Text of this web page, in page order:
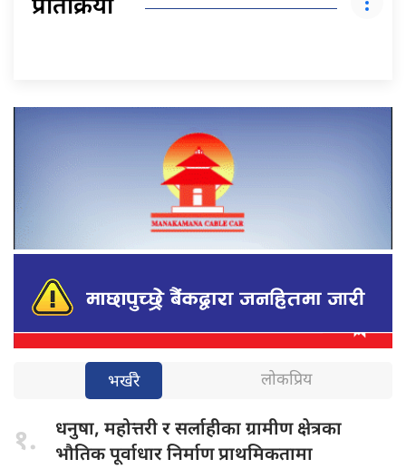
प्रतिक्रिया
भर्खरै लोकप्रिय
१. धनुषा, महोत्तरीर सर्लाहीका ग्रामीण क्षेत्रका
भौतिक पूर्वाधार निर्माण प्राथमिकतामा